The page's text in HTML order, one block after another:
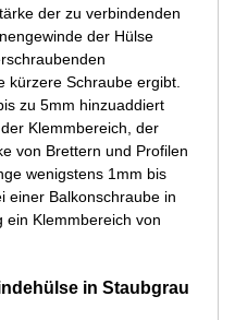
der zu verbindenden
der Hülse
kürzere Schraube ergibt.
zu 5mm hinzuaddiert
Klemmbereich, der
von Brettern und Profilen
wenigstens 1mm bis
einer Balkonschraube in
ein Klemmbereich von
in Staubgrau